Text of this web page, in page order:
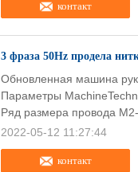
контакт
3 фраза 50Hz продела
контакт
Обновленная машина
Параметры
Ряд размера провода
2022-05-12 11:27:44